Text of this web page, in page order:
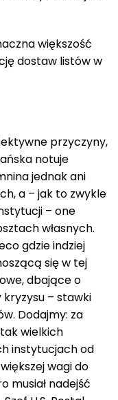
większość
dostaw listów w
przyczyny,
notuje
jednak ani
a – jak to zwykle
– one
własnych.
gdzie indziej
się w tej
dbające o
– stawki
Dodajmy: za
wielkich
instytucjach od
wagi do
musiał nadejść